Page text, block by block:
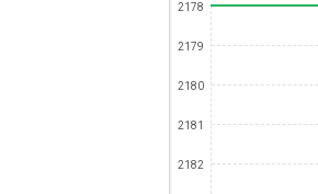
2178
2179
2180
2181
2182